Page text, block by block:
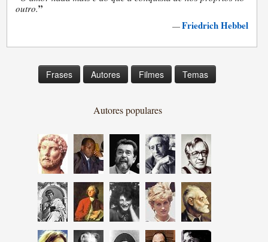
outro.”
—Friedrich Hebbel
Frases Autores Filmes Temas
Autores populares